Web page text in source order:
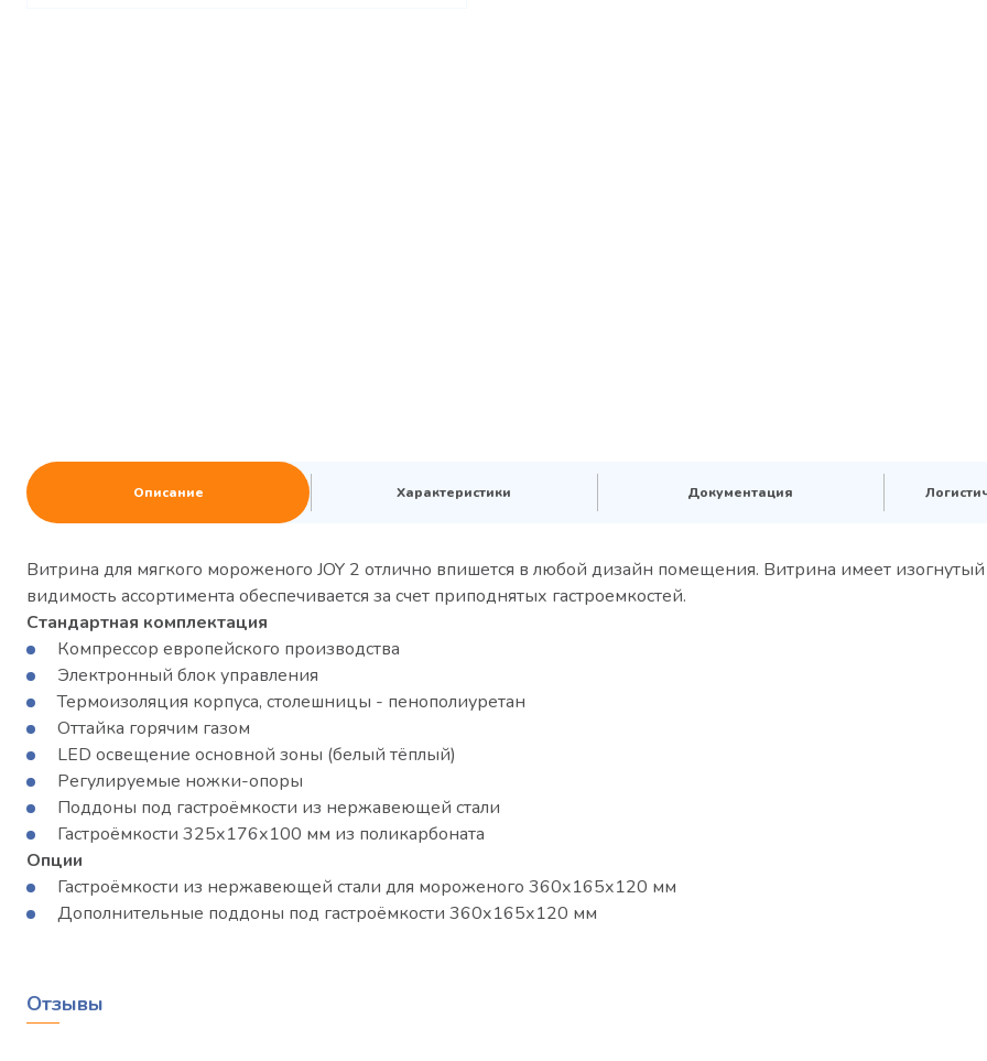
Описание Характеристики Документация
Витрина для мягкого мороженого JOY 2 отлично впишется в любой дизайн помещения. Витрина имеет
видимость ассортимента обеспечивается за счет приподнятых гастроемкостей.
Стандартная комплектация
Компрессор европейского производства
Электронный блок управления
Термоизоляция корпуса, столешницы - пенополиуретан
Оттайка горячим газом
LED освещение основной зоны (белый тёплый)
Регулируемые ножки-опоры
Поддоны под гастроёмкости из нержавеющей стали
Гастроёмкости 325х176х100 мм из поликарбоната
Опции
Гастроёмкости из нержавеющей стали для мороженого 360х165х120 мм
Дополнительные поддоны под гастроёмкости 360х165х120 мм
Отзывы